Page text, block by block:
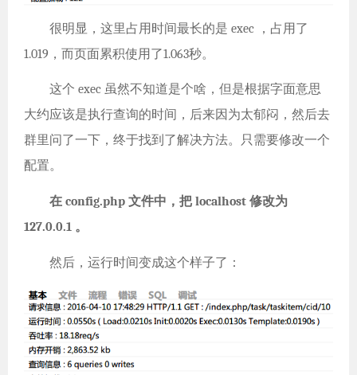
很明显，这里占用时间最长的是 exec ，占用了
1.019，而页面累积使用了1.063秒。
这个 exec 虽然不知道是个啥，但是根据字面意思
大约应该是执行查询的时间，后来因为太郁闷，然后去
群里问了一下，终于找到了解决方法。只需要修改一个
配置。
在 config.php 文件中，把 localhost 修改为
127.0.0.1 。
然后，运行时间变成这个样子了：